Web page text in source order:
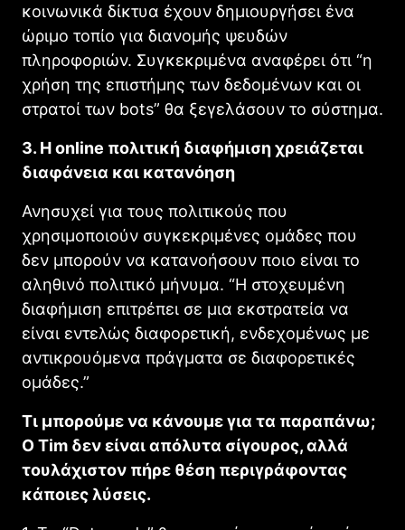
κοινωνικά δίκτυα έχουν δημιουργήσει ένα
ώριμο τοπίο για διανομής ψευδών
πληροφοριών. Συγκεκριμένα αναφέρει ότι “η
χρήση της επιστήμης των δεδομένων και οι
στρατοί των bots” θα ξεγελάσουν το σύστημα.
3. Η online πολιτική διαφήμιση χρειάζεται
διαφάνεια και κατανόηση
Ανησυχεί για τους πολιτικούς που
χρησιμοποιούν συγκεκριμένες ομάδες που
δεν μπορούν να κατανοήσουν ποιο είναι το
αληθινό πολιτικό μήνυμα. “Η στοχευμένη
διαφήμιση επιτρέπει σε μια εκστρατεία να
είναι εντελώς διαφορετική, ενδεχομένως με
αντικρουόμενα πράγματα σε διαφορετικές
ομάδες.”
Τι μπορούμε να κάνουμε για τα παραπάνω;
Ο Tim δεν είναι απόλυτα σίγουρος, αλλά
τουλάχιστον πήρε θέση περιγράφοντας
κάποιες λύσεις.